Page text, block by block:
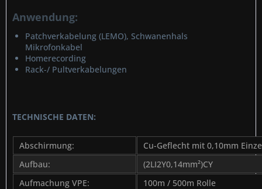
Anwendung:
Patchverkabelung (LEMO), Schwanenhals
Mikrofonkabel
Homerecording
Rack-/ Pultverkabelungen
TECHNISCHE DATEN:
Abschirmung:
Cu-Geflecht mit 0,10mm
Aufbau:
(2LI2Y0,14mm²)CY
Aufmachung VPE:
100m / 500m Rolle